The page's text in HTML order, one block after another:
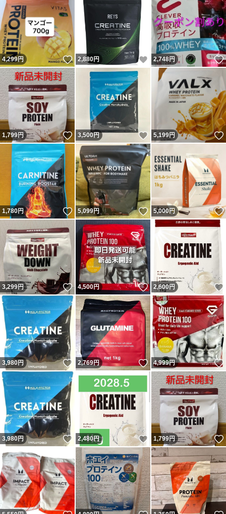
4,299円 いいね！
2,880円 いいね！
2,748円
1,799円 いいね！
3,500円 いいね！
5,199円
1,780円 いいね！
5,099円 いいね！
5,000円
3,299円 いいね！
4,500円 いいね！
2,600円
3,980円 いいね！
2,769円 いいね！
4,999円
3,980円 いいね！
2,480円 いいね！
1,799円